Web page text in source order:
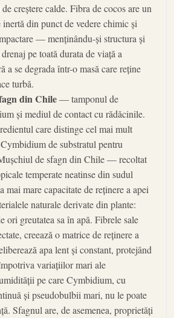
creștere calde. Fibra de cocos are un
din punct de vedere chimic și
— menținându-și structura și
pe toată durata de viață a
a se degrada într-o masă care reține
turbă.
din Chile— tamponul de
și mediul de contact cu rădăcinile.
care distinge cel mai mult
de substratul pentru
de sfagn din Chile — recoltat
temperate neatinse din sudul
mare capacitate de reținere a apei
naturale derivate din plante:
ori greutatea sa în apă. Fibrele sale
creează o matrice de reținere a
apa lent și constant, protejând
variațiilor mari ale
pe care Cymbidium, cu
și pseudobulbii mari, nu le poate
Sfagnul are, de asemenea, proprietăți